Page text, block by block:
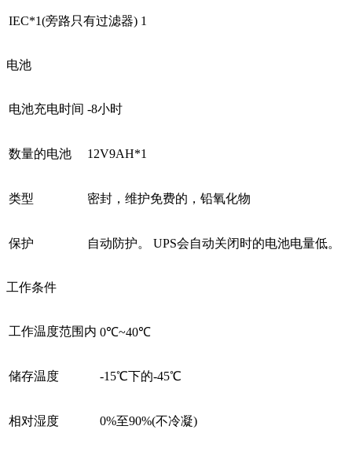
IEC*1(旁路只有过滤器) 1
电池
电池充电时间 -8小时
数量的电池 12V9AH*1
类型 密封，维护免费的，铅氧化物
保护 自动防护。 UPS会自动关闭时的电池电量低。
工作条件
工作温度范围内 0℃~40℃
储存温度 -15℃下的-45℃
相对湿度 0%至90%(不冷凝)